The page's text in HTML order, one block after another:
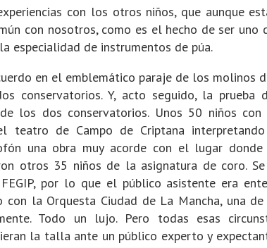
con los otros niños, que aunque
con nosotros, como es el hecho de ser uno
especialidad de instrumentos de púa.
en el emblemático paraje de los molinos
conservatorios. Y, acto seguido, la prueba
los dos conservatorios. Unos 50 niños con
teatro de Campo de Criptana
una obra muy acorde con el lugar donde
otros 35 niños de la asignatura de coro.
por lo que el público asistente era
con la Orquesta Ciudad de La Mancha, una
Todo un lujo. Pero todas esas
la talla ante un público experto y